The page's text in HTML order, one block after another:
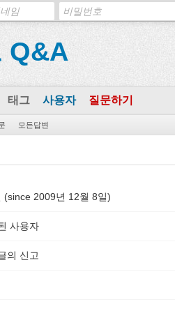
Q&A
태그 사용자 질문하기
모든답변
(since 2009년 12월 8일)
사용자
의 신고